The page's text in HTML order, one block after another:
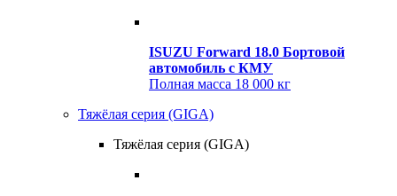
ISUZU Forward 18.0 Бортовой
автомобиль с КМУ
Полная масса 18 000 кг
Тяжёлая серия (GIGA)
Тяжёлая серия (GIGA)